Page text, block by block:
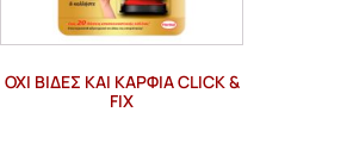
ΌΧΙ ΒΊΔΕΣ ΚΑΙ ΚΑΡΦΙΆ CLICK &
FIX